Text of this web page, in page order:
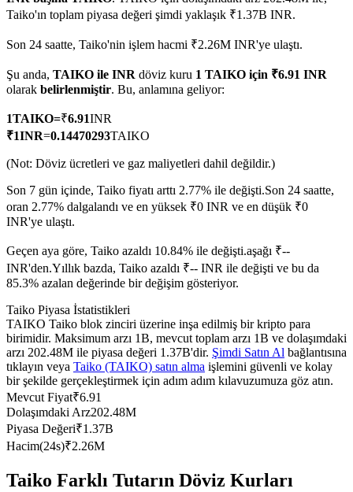
Kripto Para Vadeli İşlemleri
Hisse senetleri, döviz, değerli metaller ve emtia türevleri
USDC Vadeli İşlemleri
USDC'yi teminat olarak kullanan vadeli işlemler
Kopya Ticaret
Taiko'ın toplam piyasa değeri şimdi yaklaşık ₹1.37B INR.
Son 24 saatte, Taiko'nin işlem hacmi ₹2.26M INR'ye ulaştı.
Şu anda, TAIKO ile INR döviz kuru 1 TAIKO için ₹6.91 INR
olarak belirlenmiştir. Bu, anlamına geliyor:
1TAIKO=₹6.91INR
₹1INR=0.14470293TAIKO
(Not: Döviz ücretleri ve gaz maliyetleri dahil değildir.)
Son 7 gün içinde, Taiko fiyatı arttı 2.77% ile değişti.Son 24 saatte,
oran 2.77% dalgalandı ve en yüksek ₹0 INR ve en düşük ₹0
INR'ye ulaştı.
Geçen aya göre, Taiko azaldı 10.84% ile değişti.aşağı ₹--
INR'den.Yıllık bazda, Taiko azaldı ₹-- INR ile değişti ve bu da
85.3% azalan değerinde bir değişim gösteriyor.
Taiko Piyasa İstatistikleri
TAIKO Taiko blok zinciri üzerine inşa edilmiş bir kripto para
birimidir. Maksimum arzı 1B, mevcut toplam arzı 1B ve dolaşımdaki
arzı 202.48M ile piyasa değeri 1.37B'dir. Şimdi Satın Al bağlantısına
tıklayın veya Taiko (TAIKO) satın alma işlemini güvenli ve kolay
bir şekilde gerçekleştirmek için adım adım kılavuzumuza göz atın.
Mevcut Fiyat₹6.91
Dolaşımdaki Arz202.48M
Piyasa Değeri₹1.37B
Hacim(24s)₹2.26M
Taiko Farklı Tutarın Döviz Kurları